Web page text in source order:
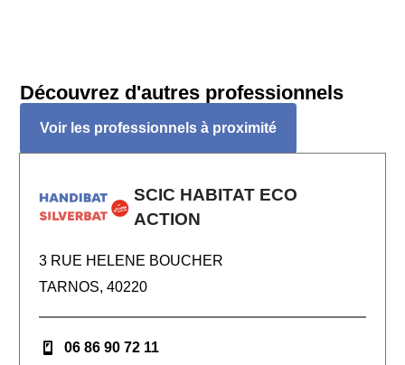
Découvrez d'autres professionnels
Voir les professionnels à proximité
SCIC HABITAT ECO
ACTION
3 RUE HELENE BOUCHER
TARNOS, 40220
06 86 90 72 11